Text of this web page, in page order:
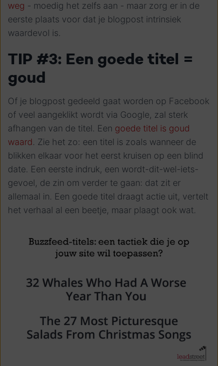
weg - moedig het zelfs aan - maar zorg er in de
eerste plaats voor dat je blogpost intrinsiek
waardevol is.
TIP #3: Een goede titel =
goud
Of je blogpost gedeeld gaat worden op Facebook
of veel aangeklikt wordt via Google, zal sterk
afhangen van de titel. Een goede titel is goud
waard. Zie het zo: een titel is zoals wanneer de
blikken elkaar voor het eerst kruisen op een blind
date. Een eerste indruk, een wordt-dit-wel-iets-
gevoel, de zin om verder te gaan: dat zit er
allemaal in. Een goede titel draagt actie uit, vertelt
het verhaal al een beetje, maar plaagt ook wat.